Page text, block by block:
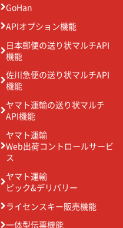
GoHan
APIオプション機能
日本郵便の送り状マルチAPI
機能
佐川急便の送り状マルチAPI
機能
ヤマト運輸の送り状マルチ
API機能
ヤマト運輸
Web出荷コントロールサービ
ス
ヤマト運輸
ピック&デリバリー
ライセンスキー販売機能
一体型伝票機能